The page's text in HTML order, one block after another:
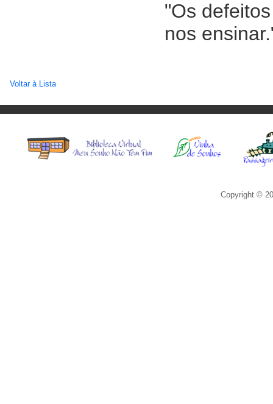
"Os
nos
Voltar à Lista
Copyright ©